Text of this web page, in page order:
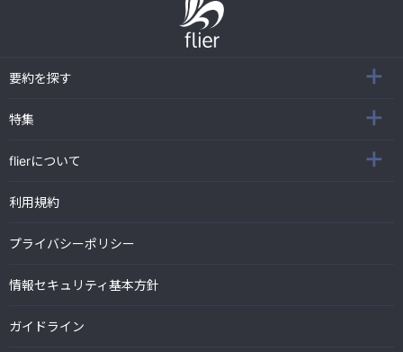
要約を探す
特集
flierについて
利用規約
プライバシーポリシー
情報セキュリティ基本方針
ガイドライン